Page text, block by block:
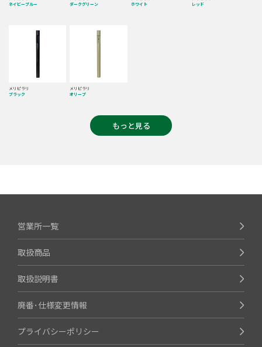
ネイビーブルー
ダークグリーン
ホワイト
レッド
メリピラリ
ブラック
メリピラリ
オリーブ
もっと見る
営業所一覧
取扱商品
取扱説明書
廃番･仕様変更情報
プライバシーポリシー